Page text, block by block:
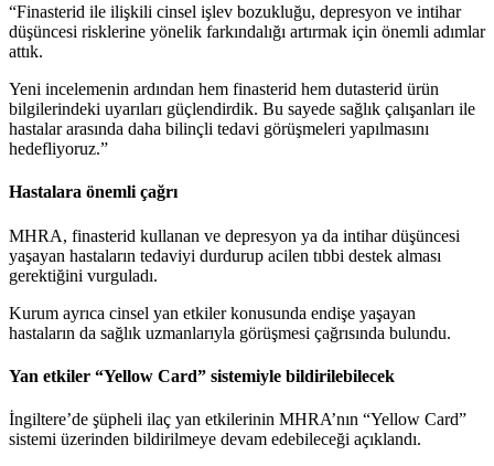
“Finasterid ile ilişkili cinsel işlev bozukluğu, depresyon ve intihar
düşüncesi risklerine yönelik farkındalığı artırmak için önemli adımlar
attık.
Yeni incelemenin ardından hem finasterid hem dutasterid ürün
bilgilerindeki uyarıları güçlendirdik. Bu sayede sağlık çalışanları ile
hastalar arasında daha bilinçli tedavi görüşmeleri yapılmasını
hedefliyoruz.”
Hastalara önemli çağrı
MHRA, finasterid kullanan ve depresyon ya da intihar düşüncesi
yaşayan hastaların tedaviyi durdurup acilen tıbbi destek alması
gerektiğini vurguladı.
Kurum ayrıca cinsel yan etkiler konusunda endişe yaşayan
hastaların da sağlık uzmanlarıyla görüşmesi çağrısında bulundu.
Yan etkiler “Yellow Card” sistemiyle bildirilebilecek
İngiltere’de şüpheli ilaç yan etkilerinin MHRA’nın “Yellow Card”
sistemi üzerinden bildirilmeye devam edebileceği açıklandı.